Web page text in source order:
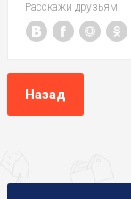
Расскажи друзьям:
Назад